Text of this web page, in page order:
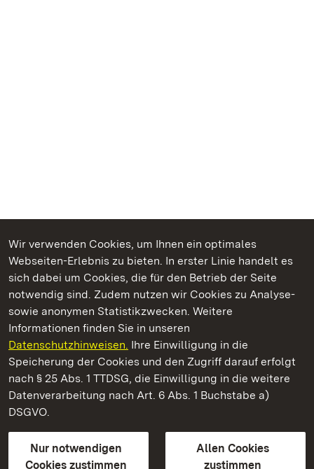
Wir verwenden Cookies, um Ihnen ein optimales
Webseiten-Erlebnis zu bieten. In erster Linie handelt es
sich dabei um Cookies, die für den Betrieb der Seite
notwendig sind. Zudem nutzen wir Cookies zu Analyse-
sowie anonymen Statistikzwecken. Weitere
Informationen finden Sie in unseren
Datenschutzhinweisen. Ihre Einwilligung in die
Speicherung der Cookies und den Zugriff darauf erfolgt
nach § 25 Abs. 1 TTDSG, die Einwilligung in die weitere
Datenverarbeitung nach Art. 6 Abs. 1 Buchstabe a)
DSGVO.
Nur notwendigen
Cookies zustimmen
Allen Cookies
zustimmen
Kommen. Staunen. Genießen.
Neues Schloss Tettnang
Staatliche Schlösser und Gärten Baden-Württemberg
Kontakt
GebärdenspracheLeichte Sprache
Erklärung zur Barrierefreiheit
BITV-konform (geprüfte Seiten)